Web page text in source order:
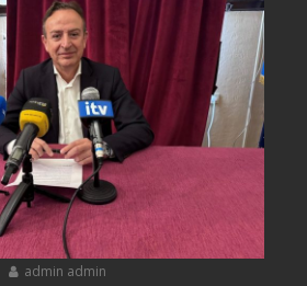
admin admin